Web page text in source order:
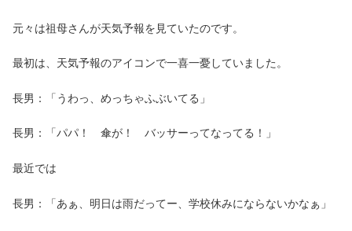
元々は祖母さんが天気予報を見ていたのです。
最初は、天気予報のアイコンで一喜一憂していました。
長男：「うわっ、めっちゃふぶいてる」
長男：「パパ！ 傘が！ バッサーってなってる！」
最近では
長男：「あぁ、明日は雨だってー、学校休みにならないかなぁ」